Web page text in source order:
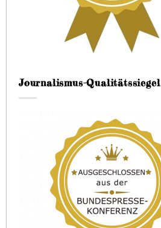
Journalismus-Qualitätssiegel